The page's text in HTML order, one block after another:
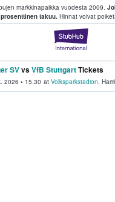
markkinapaikka vuodesta 2009.
prosenttinen takuu. Hinnat voivat
ja myyvät
SVvsVfB StuttgartTickets
2026 • 15.30 at Volksparkstadion,